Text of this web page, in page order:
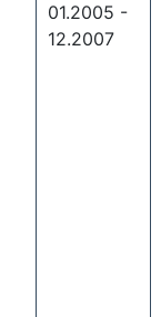
01.2005 -
12.2007